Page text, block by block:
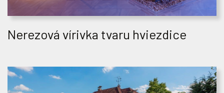
Nerezová vírivka tvaru hviezdice